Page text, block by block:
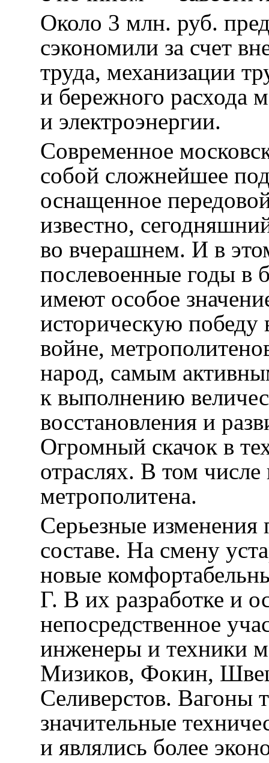
Около 3 млн. руб.
сэкономили за счет
труда, механизации
и бережного расхода
и электроэнергии.
Современное
собой сложнейшее
оснащенное
известно,
во вчерашнем. И в
послевоенные годы в
имеют особое
историческую победу
войне,
народ, самым
к выполнению
восстановления и
Огромный скачок в
отраслях. В том числе
метрополитена.
Серьезные
составе. На смену
новые
Г. В их разработке и
непосредственное
инженеры и техники
Мизиков, Фокин,
Селиверстов. Вагоны
значительные
и являлись более